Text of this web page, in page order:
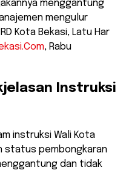
menggantung
mengulur
Kota Bekasi, Latu Har
, Rabu
Instruksi
instruksi Wali Kota
status pembongkaran
dan tidak